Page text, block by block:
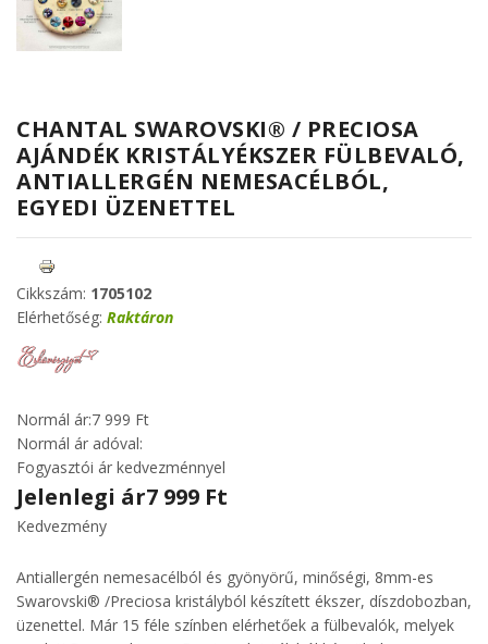
CHANTAL SWAROVSKI® / PRECIOSA
AJÁNDÉK KRISTÁLYÉKSZER FÜLBEVALÓ,
ANTIALLERGÉN NEMESACÉLBÓL,
EGYEDI ÜZENETTEL
Cikkszám: 1705102
Elérhetőség: Raktáron
Normál ár:7 999 Ft
Normál ár adóval:
Fogyasztói ár kedvezménnyel
Jelenlegi ár7 999 Ft
Kedvezmény
Antiallergén nemesacélból és gyönyörű, minőségi, 8mm-es
Swarovski® /Preciosa kristályból készített ékszer, díszdobozban,
üzenettel. Már 15 féle színben elérhetőek a fülbevalók, melyek